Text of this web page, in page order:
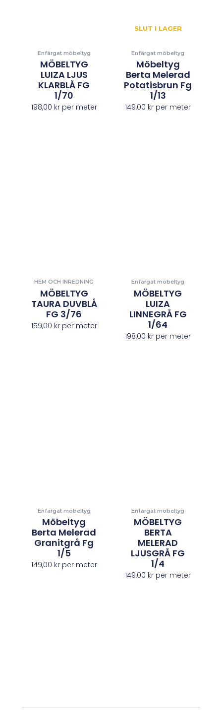
Enfärgat möbeltyg
MÖBELTYG
LUIZA LJUS
KLARBLÅ FG
1/70
198,00 krper meter
SLUT I LAGER
Enfärgat möbeltyg
Möbeltyg
Berta Melerad
Potatisbrun Fg
1/13
149,00 kr per meter
HEM OCH INREDNING
MÖBELTYG
TAURA DUVBLÅ
FG 3/76
159,00 krper meter
Enfärgat möbeltyg
MÖBELTYG
LUIZA
LINNEGRÅ FG
1/64
198,00 kr per meter
Enfärgat möbeltyg
Möbeltyg
Berta Melerad
Granitgrå Fg
1/5
149,00 krper meter
Enfärgat möbeltyg
MÖBELTYG
BERTA
MELERAD
LJUSGRÅ FG
1/4
149,00 kr per meter